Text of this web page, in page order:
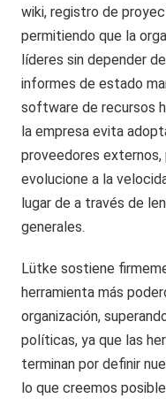
wiki, registro de
permitiendo que la
líderes sin depender
informes de estado
software de recursos
la empresa evita
proveedores
evolucione a la
lugar de a través de
generales.
Lütke sostiene
herramienta más
organización,
políticas, ya que las
terminan por definir
lo que creemos